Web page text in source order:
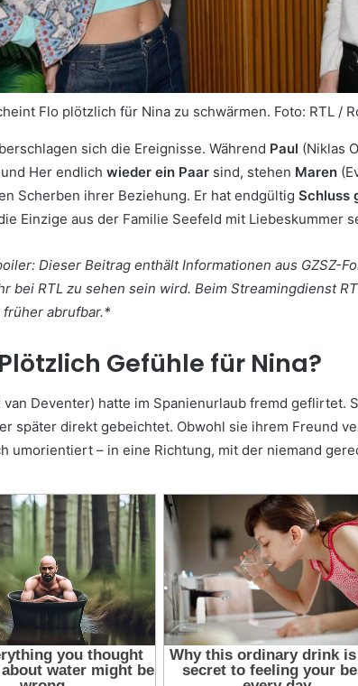
Flo plötzlich für Nina zu schwärmen. Foto: RTL /
sich die Ereignisse. Während Paul (Niklas
Her endlich wieder ein Paar sind, stehen Maren
Scherben ihrer Beziehung. Er hat endgültig Schluss
Einzige aus der Familie Seefeld mit Liebeskummer
Dieser Beitrag enthält Informationen aus GZSZ-
bei RTL zu sehen sein wird. Beim Streamingdienst
früher abrufbar.*
Plötzlich Gefühle für Nina?
van Deventer) hatte im Spanienurlaub fremd geflirtet.
später direkt gebeichtet. Obwohl sie ihrem Freund
umorientiert – in eine Richtung, mit der niemand